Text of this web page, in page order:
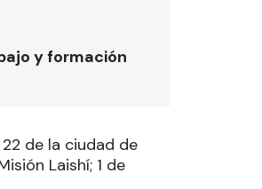
y formación
de la ciudad de
Laishí; 1 de